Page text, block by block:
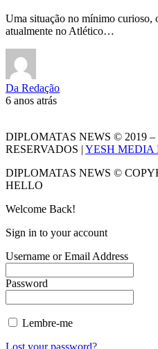
Uma situação no mínimo
atualmente no Atlético…
Da Redação
6 anos atrás
DIPLOMATAS NEWS © 2019
RESERVADOS | YESH MEDIA
DIPLOMATAS NEWS ©
HELLO
Welcome Back!
Sign in to your account
Username or Email Address
Password
Lembre-me